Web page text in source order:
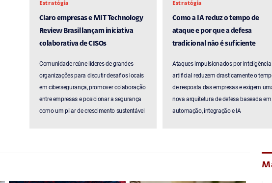
Estratégia
Claro empresas e MIT Technology
Review Brasil lançam iniciativa
colaborativa de CISOs
Comunidade reúne líderes de grandes
organizações para discutir desafios locais
em cibersegurança, promover colaboração
entre empresas e posicionar a segurança
como um pilar de crescimento sustentável
Estratégia
Como a IA reduz o tempo de
ataque e por que a defesa
tradicional não é suficiente
Ataques impulsionados por inteligência
artificial reduzem drasticamente o
de resposta das empresas e exigem
nova arquitetura de defesa baseada em
automação, integração e IA